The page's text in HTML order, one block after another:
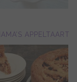
APPELTAART